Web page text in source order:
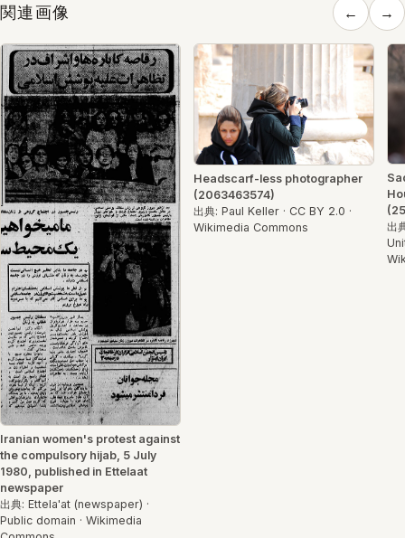
関連画像 ← →
Iranian women's protest against
the compulsory hijab, 5 July
1980, published in Ettelaat
newspaper
出典: Ettela'at (newspaper) ·
Public domain · Wikimedia
Headscarf-less photographer
(2063463574)
出典: Paul Keller · CC BY 2.0 ·
Wikimedia Commons
出